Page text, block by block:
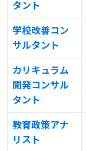
タント
学校改善コン
サルタント
カリキュラム
開発コンサル
タント
教育政策アナ
リスト